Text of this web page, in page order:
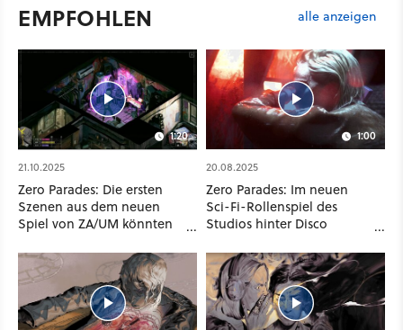
EMPFOHLEN alle anzeigen
1:20
21.10.2025
Zero Parades: Die ersten
Szenen aus dem neuen
Spiel von ZA/UM könnten
Elysium« schreien
1:00
20.08.2025
Zero Parades: Im neuen
Sci-Fi-Rollenspiel des
Studios hinter Disco
besten Spione und
gleichzeitig furchtbarsten
Menschen